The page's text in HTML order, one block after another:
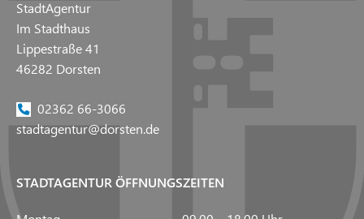
StadtAgentur
Im Stadthaus
Lippestraße 41
46282 Dorsten
02362 66-3066
stadtagentur@dorsten.de
STADTAGENTUR ÖFFNUNGSZEITEN